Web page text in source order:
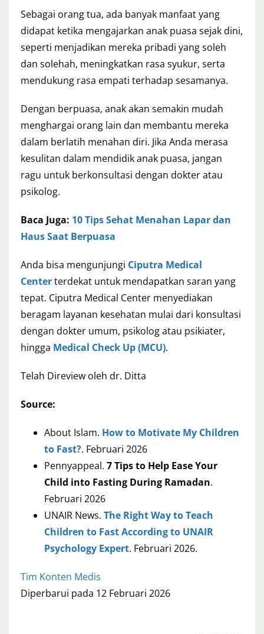
Sebagai orang tua, ada banyak manfaat yang
didapat ketika mengajarkan anak puasa sejak dini,
seperti menjadikan mereka pribadi yang soleh
dan solehah, meningkatkan rasa syukur, serta
mendukung rasa empati terhadap sesamanya.
Dengan berpuasa, anak akan semakin mudah
menghargai orang lain dan membantu mereka
dalam berlatih menahan diri. Jika Anda merasa
kesulitan dalam mendidik anak puasa, jangan
ragu untuk berkonsultasi dengan dokter atau
psikolog.
Baca Juga: 10 Tips Sehat Menahan Lapar dan
Haus Saat Berpuasa
Anda bisa mengunjungi Ciputra Medical
Centerterdekat untuk mendapatkan saran yang
tepat. Ciputra Medical Center menyediakan
beragam layanan kesehatan mulai dari konsultasi
dengan dokter umum, psikolog atau psikiater,
hingga Medical Check Up (MCU).
Telah Direview oleh dr. Ditta
Source:
About Islam. How to Motivate My Children
to Fast?. Februari 2026
Pennyappeal. 7 Tips to Help Ease Your
Child into Fasting During Ramadan.
Februari 2026
UNAIR News. The Right Way to Teach
Children to Fast According to UNAIR
Psychology Expert. Februari 2026.
Tim Konten Medis
Diperbarui pada 12 Februari 2026